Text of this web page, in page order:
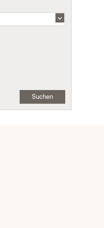
Suchen